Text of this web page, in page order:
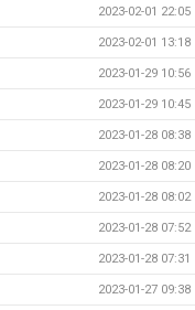
2023-02-01 22:05
2023-02-01 13:18
2023-01-29 10:56
2023-01-29 10:45
2023-01-28 08:38
2023-01-28 08:20
2023-01-28 08:02
2023-01-28 07:52
2023-01-28 07:31
2023-01-27 09:38